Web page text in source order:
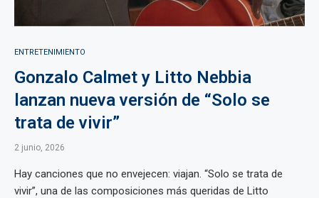
ENTRETENIMIENTO
Gonzalo Calmet y Litto Nebbia
lanzan nueva versión de “Solo se
trata de vivir”
2 junio, 2026
Hay canciones que no envejecen: viajan. “Solo se trata de
vivir”, una de las composiciones más queridas de Litto